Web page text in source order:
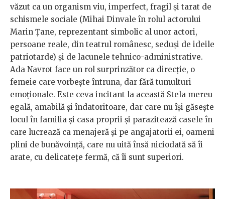
văzut ca un organism viu, imperfect, fragil și tarat de
schismele sociale (Mihai Dinvale în rolul actorului
Marin Țane, reprezentant simbolic al unor actori,
persoane reale, din teatrul românesc, seduși de ideile
patriotarde) și de lacunele tehnico-administrative.
Ada Navrot face un rol surprinzător ca direcție, o
femeie care vorbește întruna, dar fără tumulturi
emoționale. Este ceva incitant la această Stela mereu
egală, amabilă și îndatoritoare, dar care nu își găsește
locul în familia și casa proprii și parazitează casele în
care lucrează ca menajeră și pe angajatorii ei, oameni
plini de bunăvoință, care nu uită însă niciodată să îi
arate, cu delicatețe fermă, că îi sunt superiori.